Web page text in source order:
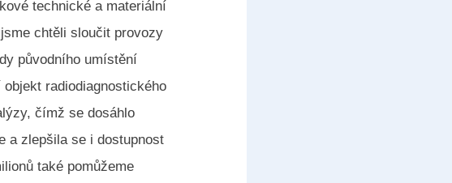
technické a materiální
chtěli sloučit provozy
původního umístění
radiodiagnostického
čímž se dosáhlo
a zlepšila se i dostupnost
také pomůžeme